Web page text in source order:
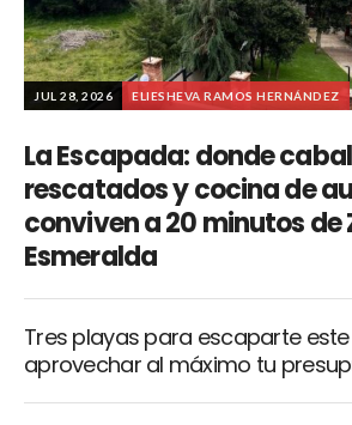
JUL 28, 2026 ELIESHEVA RAMOS HERNÁNDEZ
La Escapada: donde
rescatados y cocina de
conviven a 20 minutos de
Esmeralda
Tres playas para escaparte
aprovechar al máximo tu